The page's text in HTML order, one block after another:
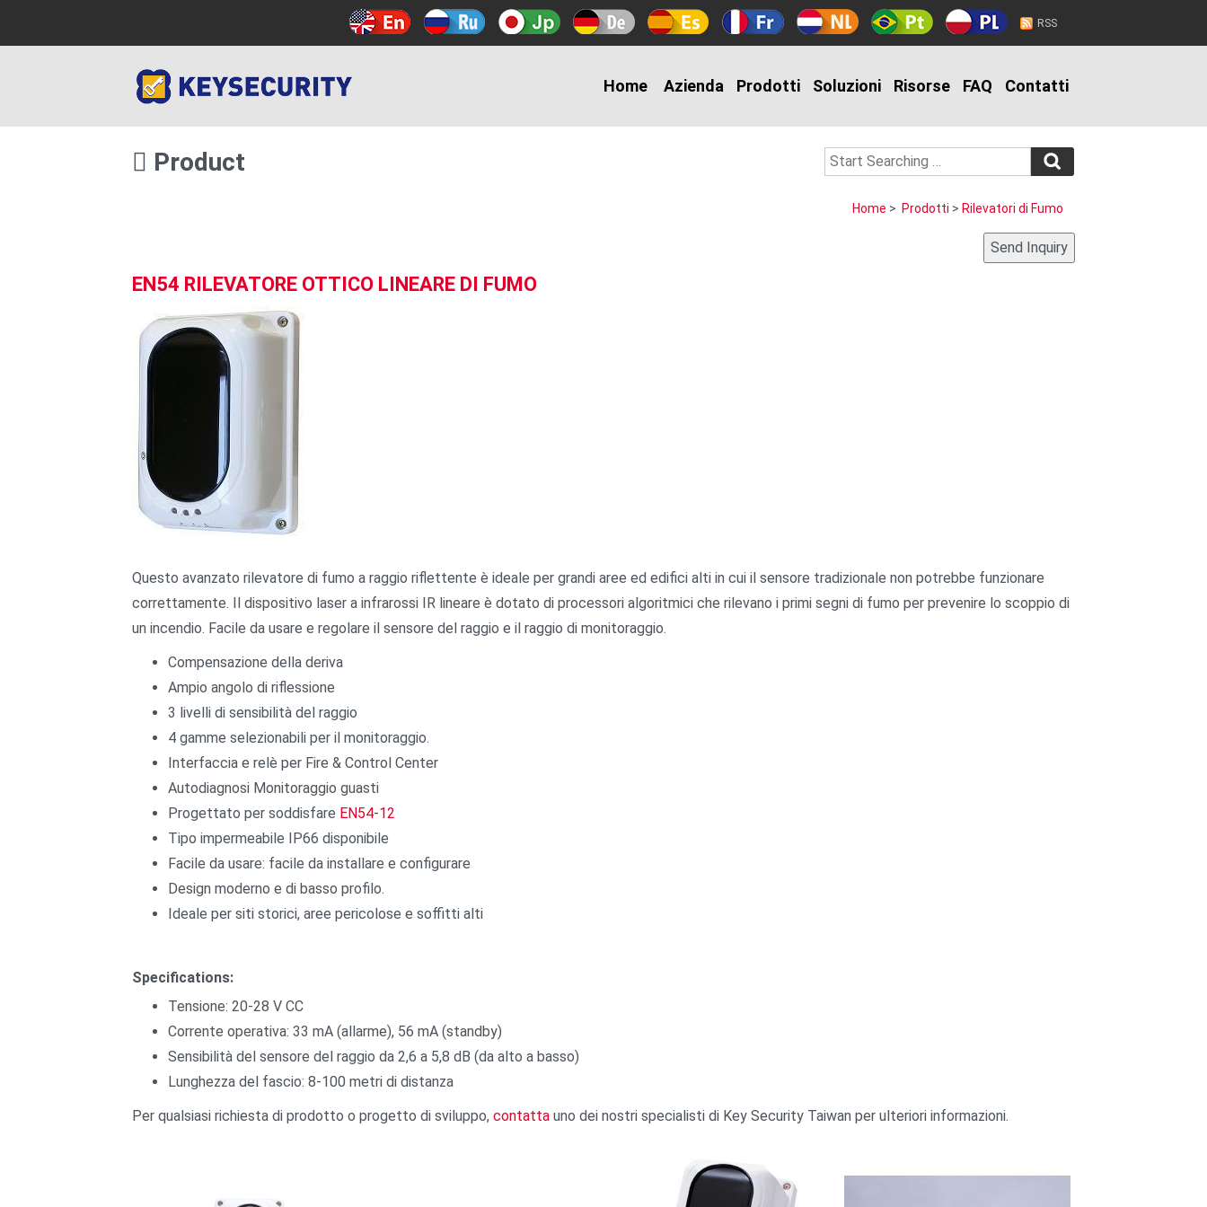
RSS
Home Azienda Prodotti Soluzioni Risorse FAQ Contatti
Product
Home > Prodotti > Rilevatori di Fumo
EN54 RILEVATORE OTTICO LINEARE DI FUMO
Questo avanzato rilevatore di fumo a raggio riflettente è ideale per grandi aree ed edifici alti in cui il sensore tradizionale non potrebbe funzionare
correttamente. Il dispositivo laser a infrarossi IR lineare è dotato di processori algoritmici che rilevano i primi segni di fumo per prevenire lo scoppio di
un incendio. Facile da usare e regolare il sensore del raggio e il raggio di monitoraggio.
Compensazione della deriva
Ampio angolo di riflessione
3 livelli di sensibilità del raggio
4 gamme selezionabili per il monitoraggio.
Interfaccia e relè per Fire & Control Center
Autodiagnosi Monitoraggio guasti
Progettato per soddisfare EN54-12
Tipo impermeabile IP66 disponibile
Facile da usare: facile da installare e configurare
Design moderno e di basso profilo.
Ideale per siti storici, aree pericolose e soffitti alti
Specifications:
Tensione: 20-28 V CC
Corrente operativa: 33 mA (allarme), 56 mA (standby)
Sensibilità del sensore del raggio da 2,6 a 5,8 dB (da alto a basso)
Lunghezza del fascio: 8-100 metri di distanza
Per qualsiasi richiesta di prodotto o progetto di sviluppo, contatta uno dei nostri specialisti di Key Security Taiwan per ulteriori informazioni.